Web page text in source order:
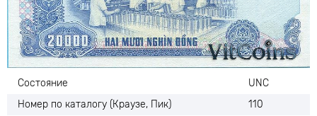
Состояние
UNC
Номер по каталогу (Краузе, Пик)
110